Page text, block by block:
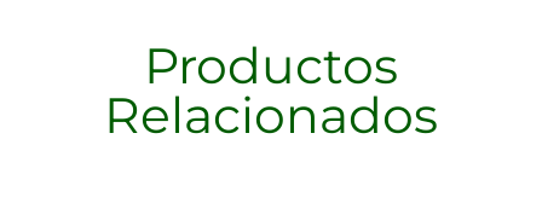
Productos
Relacionados